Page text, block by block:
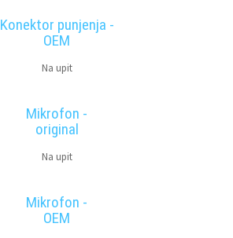
Konektor punjenja -
OEM
Na upit
Mikrofon -
original
Na upit
Mikrofon -
OEM